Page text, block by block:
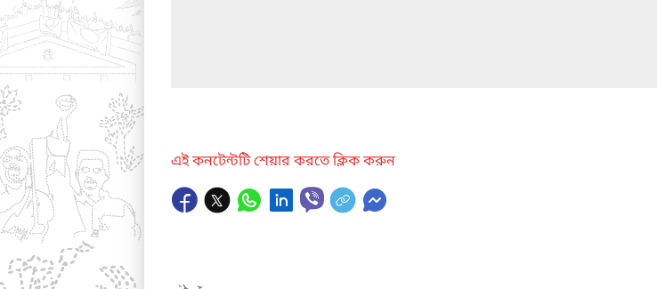
এই কনটেন্টটি শেয়ার করতে ক্লিক করুন